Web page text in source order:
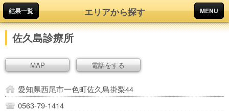
結果一覧 エリアから探す MENU
佐久島診療所
MAP 電話をする
愛知県西尾市一色町佐久島掛梨44
0563-79-1414